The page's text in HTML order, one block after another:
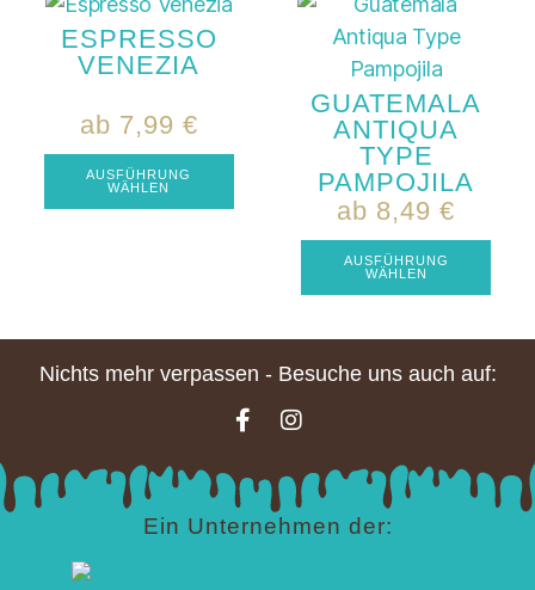
ESPRESSO
VENEZIA
ab 7,99 €
AUSFÜHRUNG
WÄHLEN
GUATEMALA
ANTIQUA
TYPE
PAMPOJILA
ab 8,49€
AUSFÜHRUNG
WÄHLEN
Nichts mehr verpassen - Besuche uns auch auf:
Ein Unternehmen der: